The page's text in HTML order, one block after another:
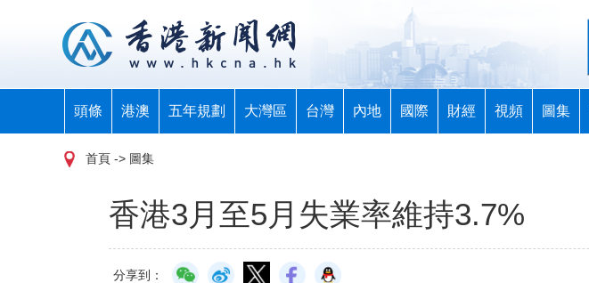
頭條 港澳 五年規劃 大灣區 台灣 內地 國際 財經 視頻 圖集
首頁 -> 圖集
香港3月至5月失業率維持3.7%
分享到：